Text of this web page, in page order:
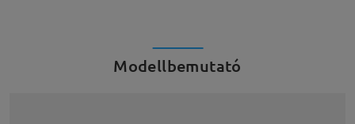
Modellbemutató